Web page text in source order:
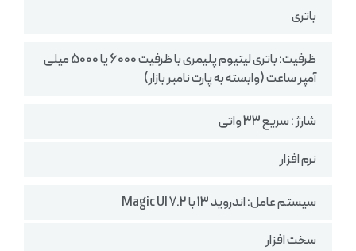
باتری
ظرفیت: باتری لیتیوم پلیمری با ظرفیت 6000 یا 5000 میلی
آمپر ساعت (وابسته به پارت نامبر بازار)
شارژ : سریع 33 واتی
نرم افزار
سیستم‌ عامل: اندروید 13 با Magic UI 7.2
سخت افزار